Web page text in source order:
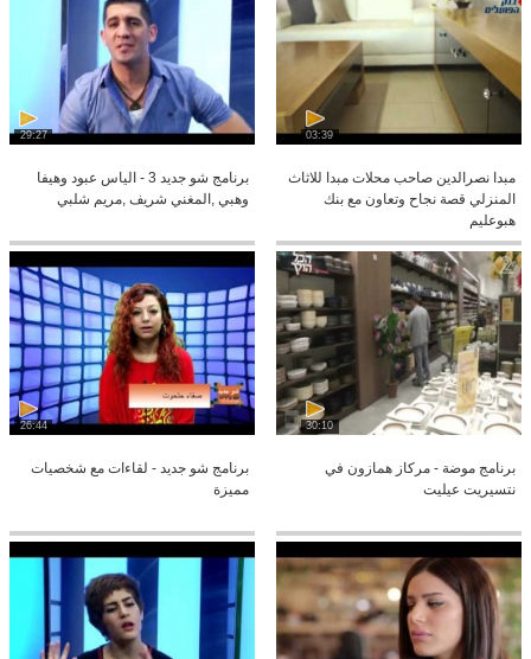
03:39
مبدا نصرالدين صاحب محلات مبدا للاثاث
المنزلي قصة نجاح وتعاون مع بنك
هبوعليم
29:27
برنامج شو جديد 3 - الياس عبود وهيفا
وهبي ,المغني شريف ,مريم شلبي
30:10
برنامج موضة - مركاز همازون في
نتسيريت عيليت
26:44
برنامج شو جديد - لقاءات مع شخصيات
مميزة